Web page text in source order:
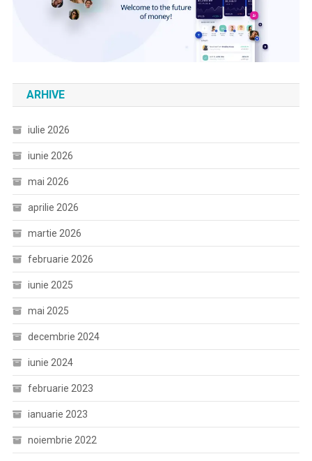
ARHIVE
iulie 2026
iunie 2026
mai 2026
aprilie 2026
martie 2026
februarie 2026
iunie 2025
mai 2025
decembrie 2024
iunie 2024
februarie 2023
ianuarie 2023
noiembrie 2022